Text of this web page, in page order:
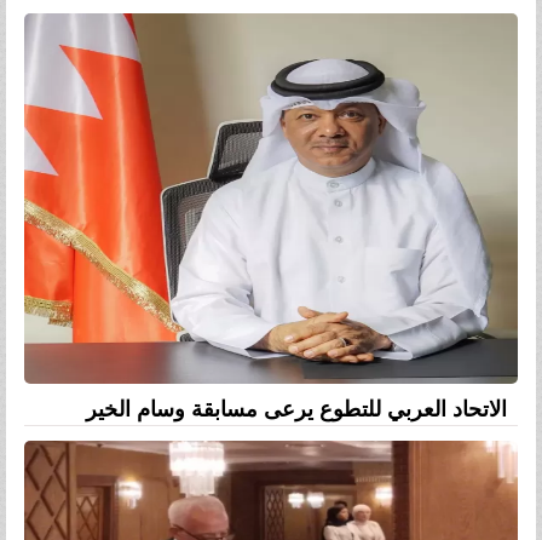
الاتحاد العربي للتطوع يرعى مسابقة وسام الخير